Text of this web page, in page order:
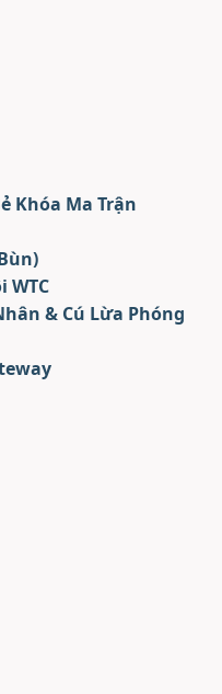
Khóa Ma Trận
WTC
& Cú Lừa Phóng